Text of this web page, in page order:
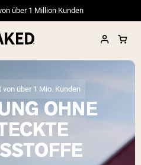
über 1 Million Kunden
von über 1 Mio. Kunden
OHNE